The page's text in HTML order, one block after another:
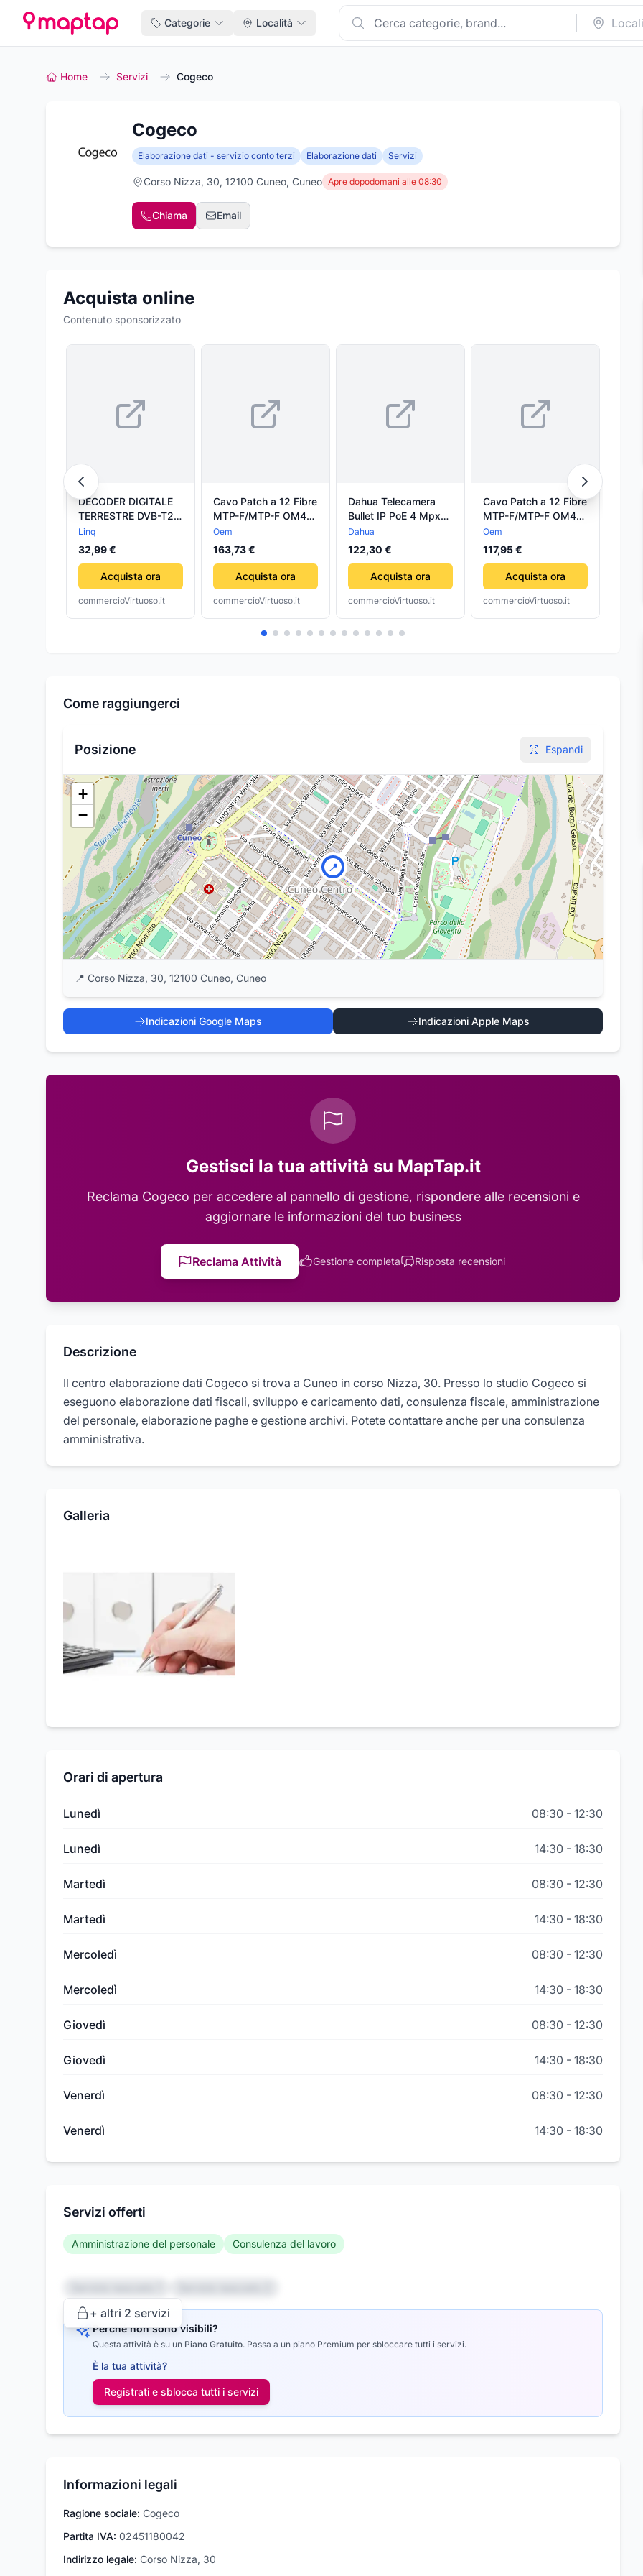
Categorie Località
Home Servizi Cogeco
Cogeco
Elaborazione dati - servizio conto terzi Elaborazione dati Servizi
Corso Nizza, 30, 12100 Cuneo, Cuneo Apre dopodomani alle 08:30
Chiama Email
Acquista online
Contenuto sponsorizzato
DECODER DIGITALE
TERRESTRE DVB-T2
SCART CON HDMI
FULL HD CON CODEC
H.265 T2755
Linq
32,99 €
Acquista ora
commercioVirtuoso.it
Cavo Patch a 12 Fibre
MTP-F/MTP-F OM4
Code A 3 metri
Oem
163,73 €
Acquista ora
commercioVirtuoso.it
Dahua Telecamera
Bullet IP PoE 4 Mpx
4K Varifocale
Motozoom 2.8-12mm
- EZ-IPC-B4B40-ZS
Dahua
122,30 €
Acquista ora
commercioVirtuoso.it
Cavo Patch a 12 Fibre
MTP-F/MTP-F OM4
Code B 2m
Oem
117,95 €
Acquista ora
commercioVirtuoso.it
Come raggiungerci
Posizione Espandi
📍
+
−
📍 Corso Nizza, 30, 12100 Cuneo, Cuneo
Indicazioni Google Maps Indicazioni Apple Maps
Gestisci la tua attività su MapTap.it
Reclama Cogeco per accedere al pannello di gestione, rispondere alle recensioni e
aggiornare le informazioni del tuo business
Reclama Attività Gestione completa Risposta recensioni
Descrizione
Il centro elaborazione dati Cogeco si trova a Cuneo in corso Nizza, 30. Presso lo studio Cogeco si
eseguono elaborazione dati fiscali, sviluppo e caricamento dati, consulenza fiscale, amministrazione
del personale, elaborazione paghe e gestione archivi. Potete contattare anche per una consulenza
amministrativa.
Galleria
Orari di apertura
Lunedì 08:30 - 12:30
Lunedì 14:30 - 18:30
Martedì 08:30 - 12:30
Martedì 14:30 - 18:30
Mercoledì 08:30 - 12:30
Mercoledì 14:30 - 18:30
Giovedì 08:30 - 12:30
Giovedì 14:30 - 18:30
Venerdì 08:30 - 12:30
Venerdì 14:30 - 18:30
Servizi offerti
Amministrazione del personale Consulenza del lavoro
+ altri 2 servizi
Perché non sono visibili?
Questa attività è su un Piano Gratuito. Passa a un piano Premium per sbloccare tutti i servizi.
È la tua attività?
Registrati e sblocca tutti i servizi
Informazioni legali
Ragione sociale: Cogeco
Partita IVA: 02451180042
Indirizzo legale: Corso Nizza, 30